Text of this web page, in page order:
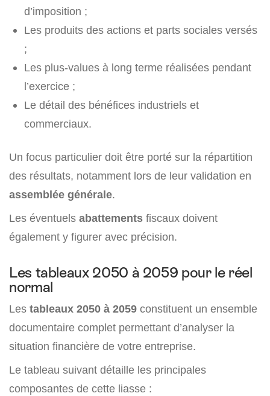
d’imposition ;
Les produits des actions et parts sociales versés
;
Les plus-values à long terme réalisées pendant
l’exercice ;
Le détail des bénéfices industriels et
commerciaux.
Un focus particulier doit être porté sur la répartition
des résultats, notamment lors de leur validation en
assemblée générale.
Les éventuels abattements fiscaux doivent
également y figurer avec précision.
Les tableaux 2050 à 2059 pour le réel
normal
Les tableaux 2050 à 2059 constituent un ensemble
documentaire complet permettant d’analyser la
situation financière de votre entreprise.
Le tableau suivant détaille les principales
composantes de cette liasse :